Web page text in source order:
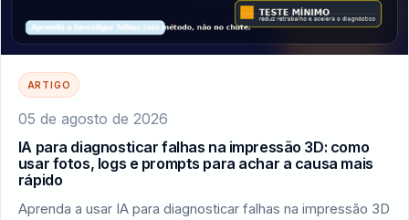
ARTIGO
05 de agosto de 2026
IA para diagnosticar falhas na impressão 3D: como
usar fotos, logs e prompts para achar a causa mais
rápido
Aprenda a usar IA para diagnosticar falhas na impressão 3D